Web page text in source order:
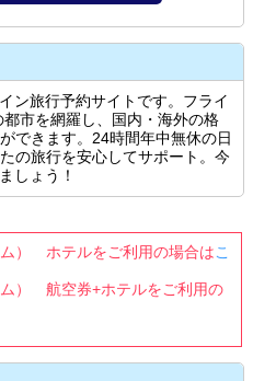
ン旅行予約サイトです。フライ
市を網羅し、国内・海外の格
できます。24時間年中無休の日
の旅行を安心してサポート。今
しょう！
） ホテルをご利用の場合はこ
） 航空券+ホテルをご利用の